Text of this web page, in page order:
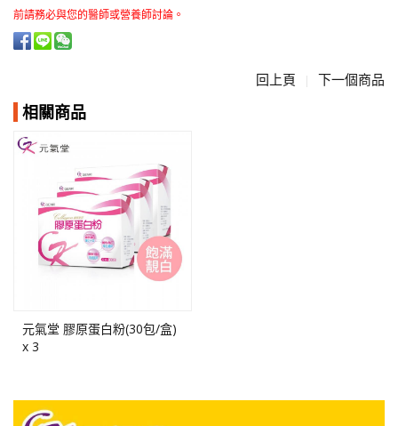
前請務必與您的醫師或營養師討論。
回上頁 | 下一個商品
相關商品
元氣堂 膠原蛋白粉(30包/盒)
x 3